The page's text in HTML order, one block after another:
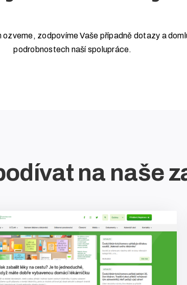
ozveme, zodpovíme Vaše případně dotazy a
podrobnostech naší spolupráce.
na naše